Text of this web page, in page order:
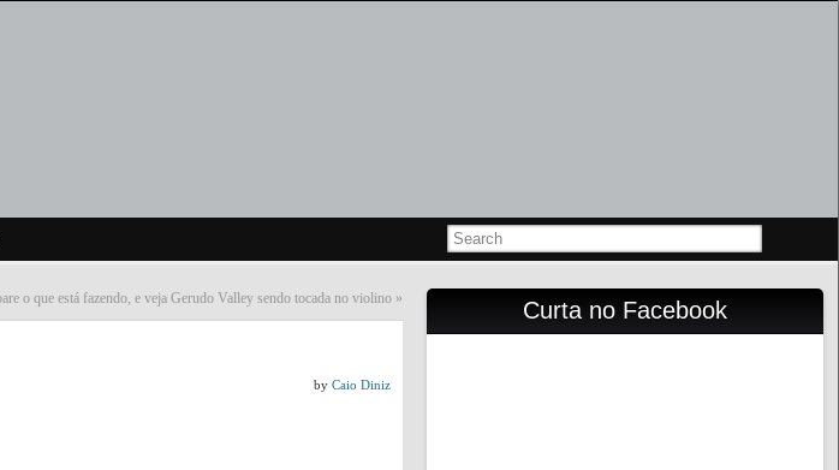
o que está fazendo, e veja Gerudo Valley sendo tocada no violino »
by Caio Diniz
Curta no Facebook